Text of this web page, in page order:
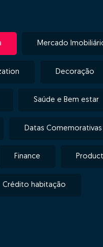
Mercado
Decoração
Saúde e Bem estar
Datas Comemorativas
Finance
Crédito habitação